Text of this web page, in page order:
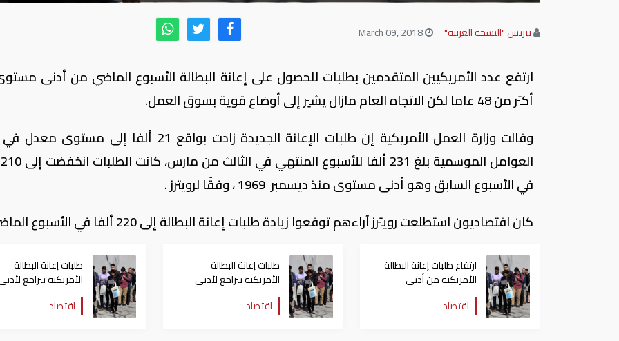
بيزنس "النسخة العربية"
ارتفع عدد الأمريكيين المتقدمين بطلبات للحصول على إعانة البطالة الأسبوع الماضي من أدنى
أكثر من 48 عاما لكن الاتجاه العام مازال يشير إلى أوضاع قوية بسوق العمل.
وقالت وزارة العمل الأمريكية إن طلبات الإعانة الجديدة زادت بواقع 21 ألفا إلى
في الأسبوع السابق وهو أدنى مستوى منذ ديسمبر 1969 ، وفقًا لرويترز .
كان اقتصاديون استطلعت رويترز آراءهم توقعوا زيادة طلبات إعانة البطالة إلى 220 ألفا في الأسبوع الماضي.
ارتفاع طلبات إعانة البطالة
الأمريكية من أدنى
مستوى في 48 عاما
اقتصاد
طلبات إعانة البطالة
الأمريكية تتراجع لأدنى
مستوى منذ 1969
اقتصاد
طلبات إعانة البطالة
الأمريكية تتراجع
مستوى منذ 48 عامًا
اقتصاد